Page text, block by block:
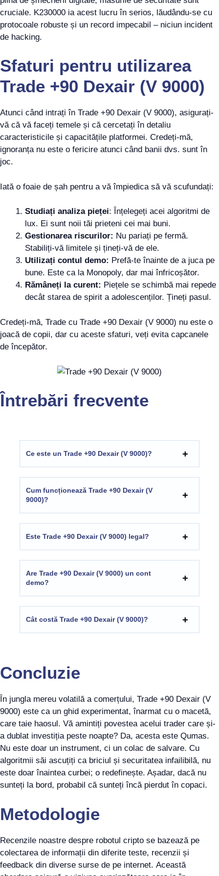
cruciale. K230000 ia acest lucru în serios, lăudându-se cu
protocoale robuste și un record impecabil – niciun incident
de hacking.
Sfaturi pentru utilizarea
Trade +90 Dexair (V 9000)
Atunci când intrați în Trade +90 Dexair (V 9000), asigurați-
vă că vă faceți temele și că cercetați în detaliu
caracteristicile și capacitățile platformei. Credeți-mă,
ignoranța nu este o fericire atunci când banii dvs. sunt în
joc.
Iată o foaie de șah pentru a vă împiedica să vă scufundați:
Studiați analiza pieței: Înțelegeți acei algoritmi de
lux. Ei sunt noii tăi prieteni cei mai buni.
Gestionarea riscurilor: Nu pariați pe fermă.
Stabiliți-vă limitele și țineți-vă de ele.
Utilizați contul demo: Prefă-te înainte de a juca pe
bune. Este ca la Monopoly, dar mai înfricoșător.
Rămâneți la curent: Piețele se schimbă mai repede
decât starea de spirit a adolescenților. Țineți pasul.
Credeți-mă, Trade cu Trade +90 Dexair (V 9000) nu este o
joacă de copii, dar cu aceste sfaturi, veți evita capcanele
de începător.
Întrebări frecvente
Ce este un Trade +90 Dexair (V 9000)?
Cum funcționează Trade +90 Dexair (V
9000)?
Este Trade +90 Dexair (V 9000) legal?
Are Trade +90 Dexair (V 9000) un cont
demo?
Cât costă Trade +90 Dexair (V 9000)?
Concluzie
În jungla mereu volatilă a comerțului, Trade +90 Dexair (V
9000) este ca un ghid experimentat, înarmat cu o macetă,
care taie haosul. Vă amintiți povestea acelui trader care și-
a dublat investiția peste noapte? Da, acesta este Qumas.
Nu este doar un instrument, ci un colac de salvare. Cu
algoritmii săi ascuțiți ca briciul și securitatea infailibilă, nu
este doar înaintea curbei; o redefinește. Așadar, dacă nu
sunteți la bord, probabil că sunteți încă pierdut în copaci.
Metodologie
Recenzile noastre despre robotul cripto se bazează pe
colectarea de informații din diferite teste, recenzii și
feedback din diverse surse de pe internet. Această